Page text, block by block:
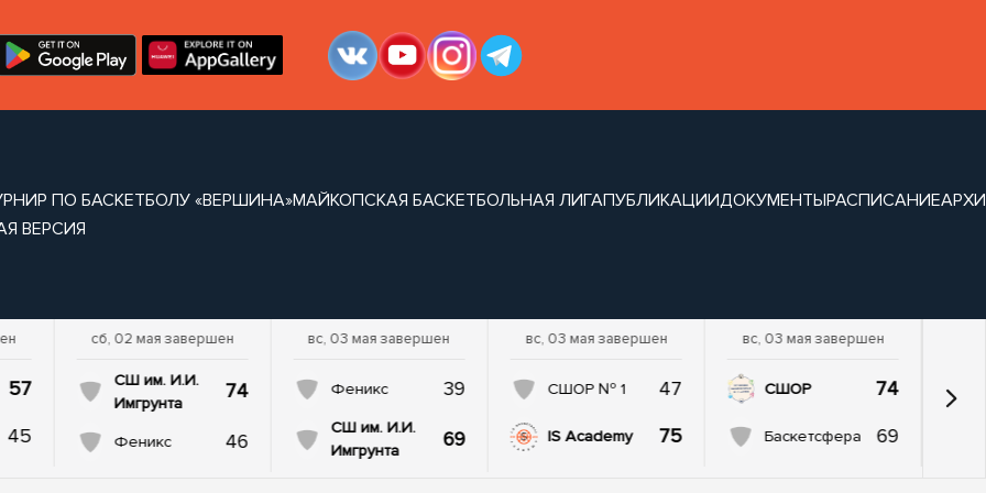
ПО БАСКЕТБОЛУ «ВЕРШИНА»МАЙКОПСКАЯ БАСКЕТБОЛЬНАЯ ЛИГАПУБЛИКАЦИИДОКУМЕНТЫРАСПИСАНИЕ
ВЕРСИЯ
57
45
сб, 02 мая завершен
СШ им. И.И.
Имгрунта
74
Феникс 46
вс, 03 мая завершен
Феникс 39
СШ им. И.И.
Имгрунта
69
вс, 03 мая завершен
СШОР № 1 47
IS Academy 75
вс, 03 мая завершен
СШОР 74
Баскетсфера 69